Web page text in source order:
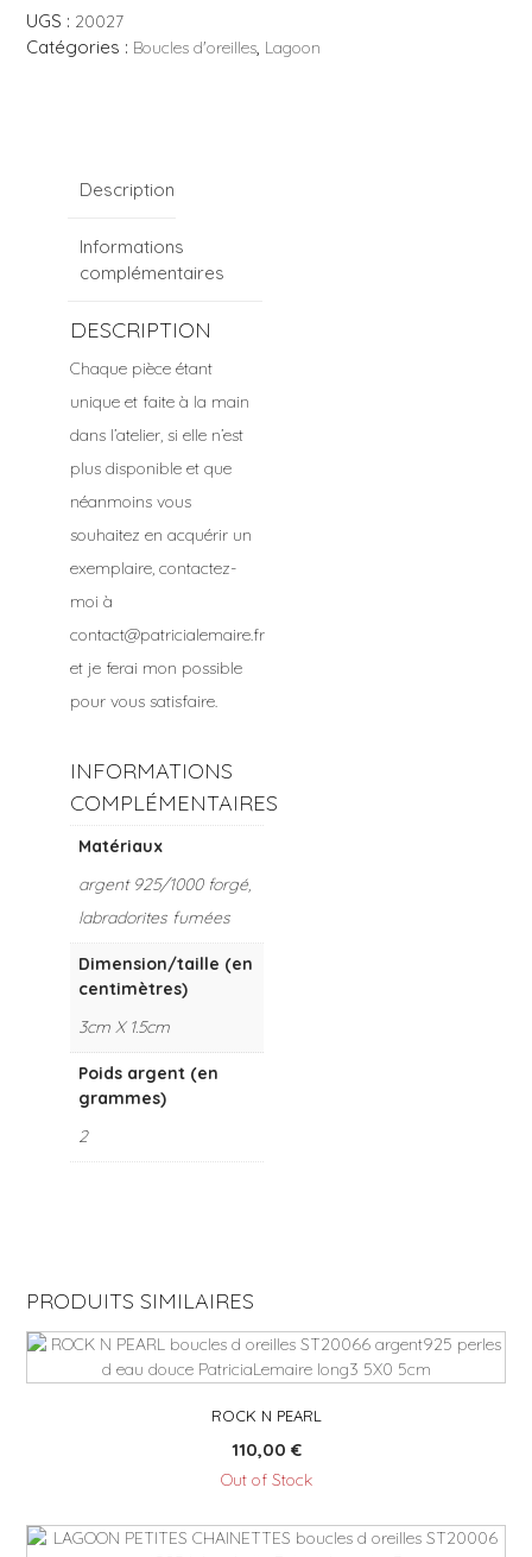
UGS : 20027
Catégories : Boucles d'oreilles, Lagoon
Description
Informations
complémentaires
DESCRIPTION
Chaque pièce étant
unique et faite à la main
dans l’atelier, si elle n’est
plus disponible et que
néanmoins vous
souhaitez en acquérir un
exemplaire, contactez-
moi à
contact@patricialemaire.fr
et je ferai mon possible
pour vous satisfaire.
INFORMATIONS
COMPLÉMENTAIRES
Matériaux
argent 925/1000 forgé,
labradorites fumées
Dimension/taille (en
centimètres)
3cm X 1.5cm
Poids argent (en
grammes)
2
PRODUITS SIMILAIRES
ROCK N PEARL
110,00 €
Out of Stock